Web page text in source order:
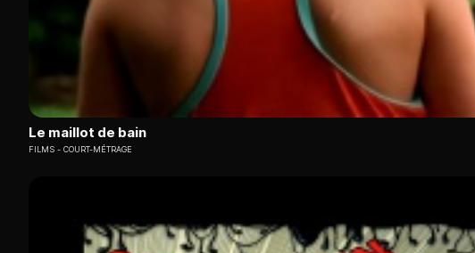
Le maillot de bain
FILMS COURT-MÉTRAGE